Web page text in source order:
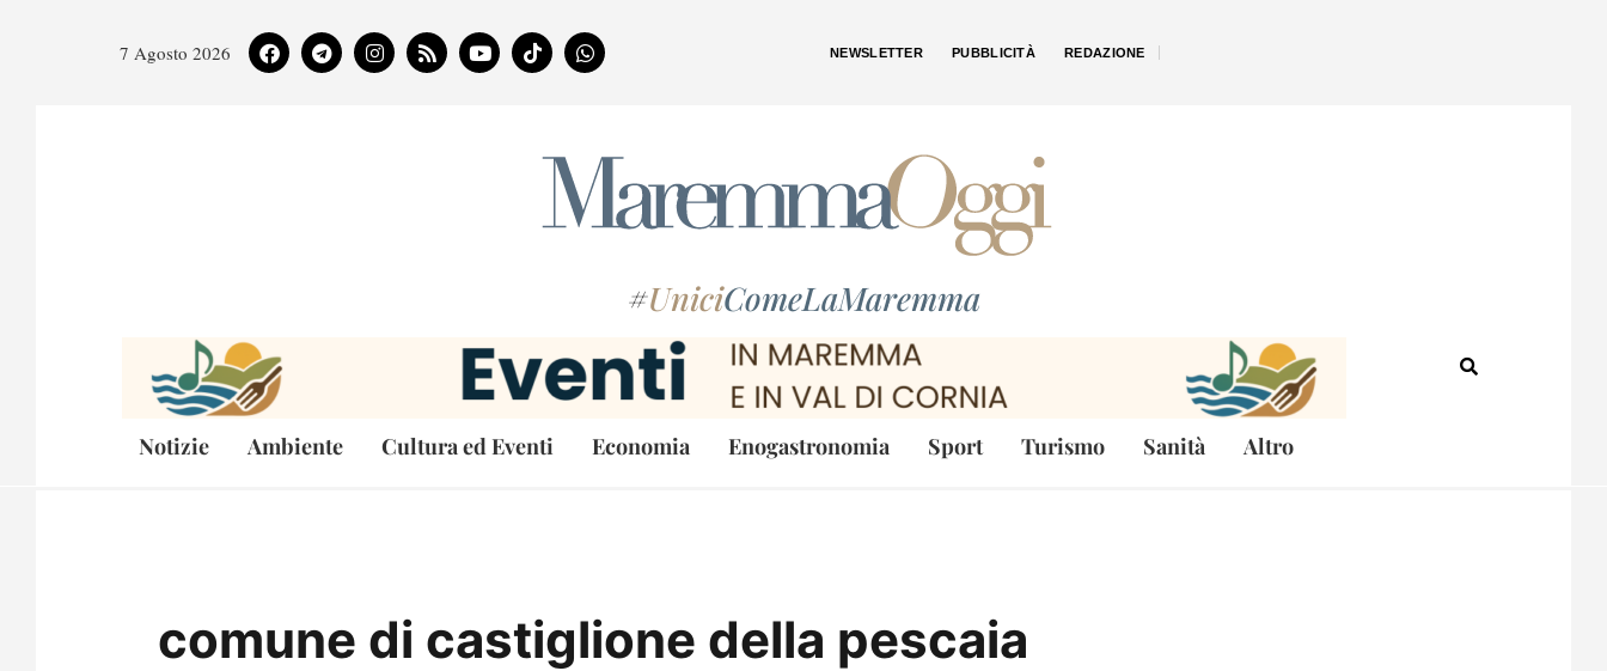
7 Agosto 2026 NEWSLETTER PUBBLICITÀ REDAZIONE
#UniciComeLaMaremma
Notizie Ambiente Cultura ed Eventi Economia Enogastronomia Sport Turismo Sanità Altro
comune di castiglione della pescaia